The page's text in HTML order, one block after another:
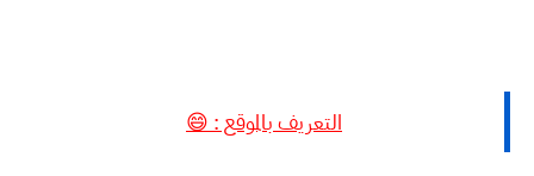
التعريف بالموقع : 😄